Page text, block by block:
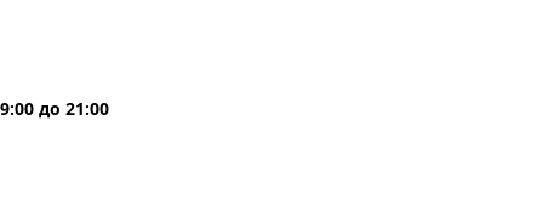
9:00 до 21:00